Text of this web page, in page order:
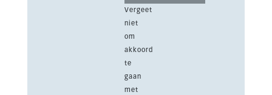
Vergeet
niet
om
akkoord
te
gaan
met